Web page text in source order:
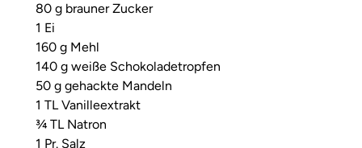
80 g brauner Zucker
1 Ei
160 g Mehl
140 g weiße Schokoladetropfen
50 g gehackte Mandeln
1 TL Vanilleextrakt
¾ TL Natron
1 Pr. Salz